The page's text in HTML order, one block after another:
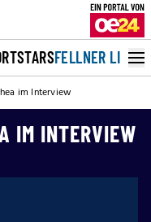
STARSFELLNER LIVE
im Interview
IM INTERVIEW